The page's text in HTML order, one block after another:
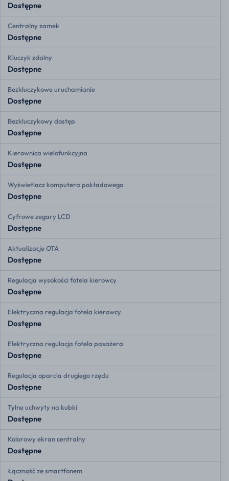
Dostępne
Centralny zamek
Dostępne
Kluczyk zdalny
Dostępne
Bezkluczykowe uruchamianie
Dostępne
Bezkluczykowy dostęp
Dostępne
Kierownica wielofunkcyjna
Dostępne
Wyświetlacz komputera pokładowego
Dostępne
Cyfrowe zegary LCD
Dostępne
Aktualizacje OTA
Dostępne
Regulacja wysokości fotela kierowcy
Dostępne
Elektryczna regulacja fotela kierowcy
Dostępne
Elektryczna regulacja fotela pasażera
Dostępne
Regulacja oparcia drugiego rzędu
Dostępne
Tylne uchwyty na kubki
Dostępne
Kolorowy ekran centralny
Dostępne
Łączność ze smartfonem